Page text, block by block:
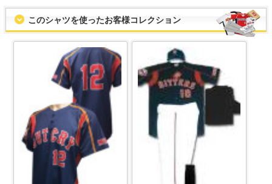
このシャツを使ったお客様コレクション